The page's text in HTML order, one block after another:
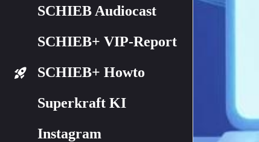
SCHIEB Audiocast
SCHIEB+ VIP-Report
SCHIEB+ Howto
Superkraft KI
Instagram